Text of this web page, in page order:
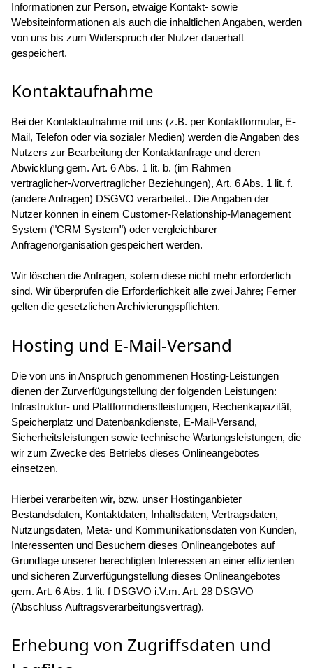
Informationen zur Person, etwaige Kontakt- sowie
Websiteinformationen als auch die inhaltlichen Angaben, werden
von uns bis zum Widerspruch der Nutzer dauerhaft
gespeichert.
Kontaktaufnahme
Bei der Kontaktaufnahme mit uns (z.B. per Kontaktformular, E-
Mail, Telefon oder via sozialer Medien) werden die Angaben des
Nutzers zur Bearbeitung der Kontaktanfrage und deren
Abwicklung gem. Art. 6 Abs. 1 lit. b. (im Rahmen
vertraglicher-/vorvertraglicher Beziehungen), Art. 6 Abs. 1 lit. f.
(andere Anfragen) DSGVO verarbeitet.. Die Angaben der
Nutzer können in einem Customer-Relationship-Management
System ("CRM System") oder vergleichbarer
Anfragenorganisation gespeichert werden.
Wir löschen die Anfragen, sofern diese nicht mehr erforderlich
sind. Wir überprüfen die Erforderlichkeit alle zwei Jahre; Ferner
gelten die gesetzlichen Archivierungspflichten.
Hosting und E-Mail-Versand
Die von uns in Anspruch genommenen Hosting-Leistungen
dienen der Zurverfügungstellung der folgenden Leistungen:
Infrastruktur- und Plattformdienstleistungen, Rechenkapazität,
Speicherplatz und Datenbankdienste, E-Mail-Versand,
Sicherheitsleistungen sowie technische Wartungsleistungen, die
wir zum Zwecke des Betriebs dieses Onlineangebotes
einsetzen.
Hierbei verarbeiten wir, bzw. unser Hostinganbieter
Bestandsdaten, Kontaktdaten, Inhaltsdaten, Vertragsdaten,
Nutzungsdaten, Meta- und Kommunikationsdaten von Kunden,
Interessenten und Besuchern dieses Onlineangebotes auf
Grundlage unserer berechtigten Interessen an einer effizienten
und sicheren Zurverfügungstellung dieses Onlineangebotes
gem. Art. 6 Abs. 1 lit. f DSGVO i.V.m. Art. 28 DSGVO
(Abschluss Auftragsverarbeitungsvertrag).
Erhebung von Zugriffsdaten und